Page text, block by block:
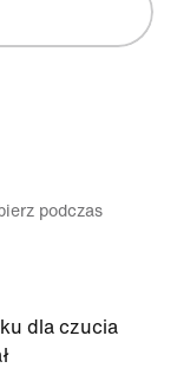
podczas
dla czucia